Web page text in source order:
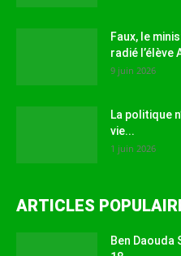
Faux, le
radié l’élève
9 juin 2026
La politique
vie...
1 juin 2026
ARTICLES
Ben Daouda